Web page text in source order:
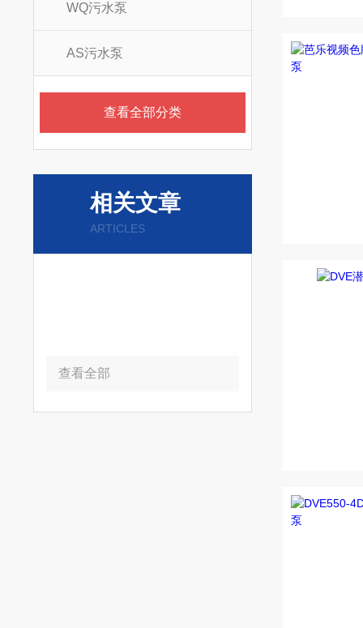
WQ污水泵
AS污水泵
查看全部分类
相关文章
ARTICLES
查看全部